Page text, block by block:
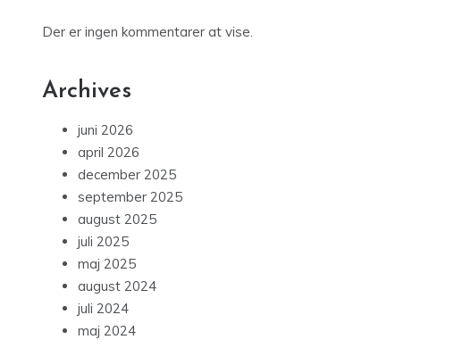
Der er ingen kommentarer at vise.
Archives
juni 2026
april 2026
december 2025
september 2025
august 2025
juli 2025
maj 2025
august 2024
juli 2024
maj 2024